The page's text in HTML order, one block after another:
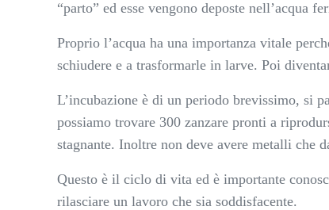
“parto” ed esse vengono deposte nell’acqua
Proprio l’acqua ha una importanza vitale
schiudere e a trasformarle in larve. Poi
L’incubazione è di un periodo brevissimo, si
possiamo trovare 300 zanzare pronti a
stagnante. Inoltre non deve avere metalli che
Questo è il ciclo di vita ed è importante
rilasciare un lavoro che sia soddisfacente.